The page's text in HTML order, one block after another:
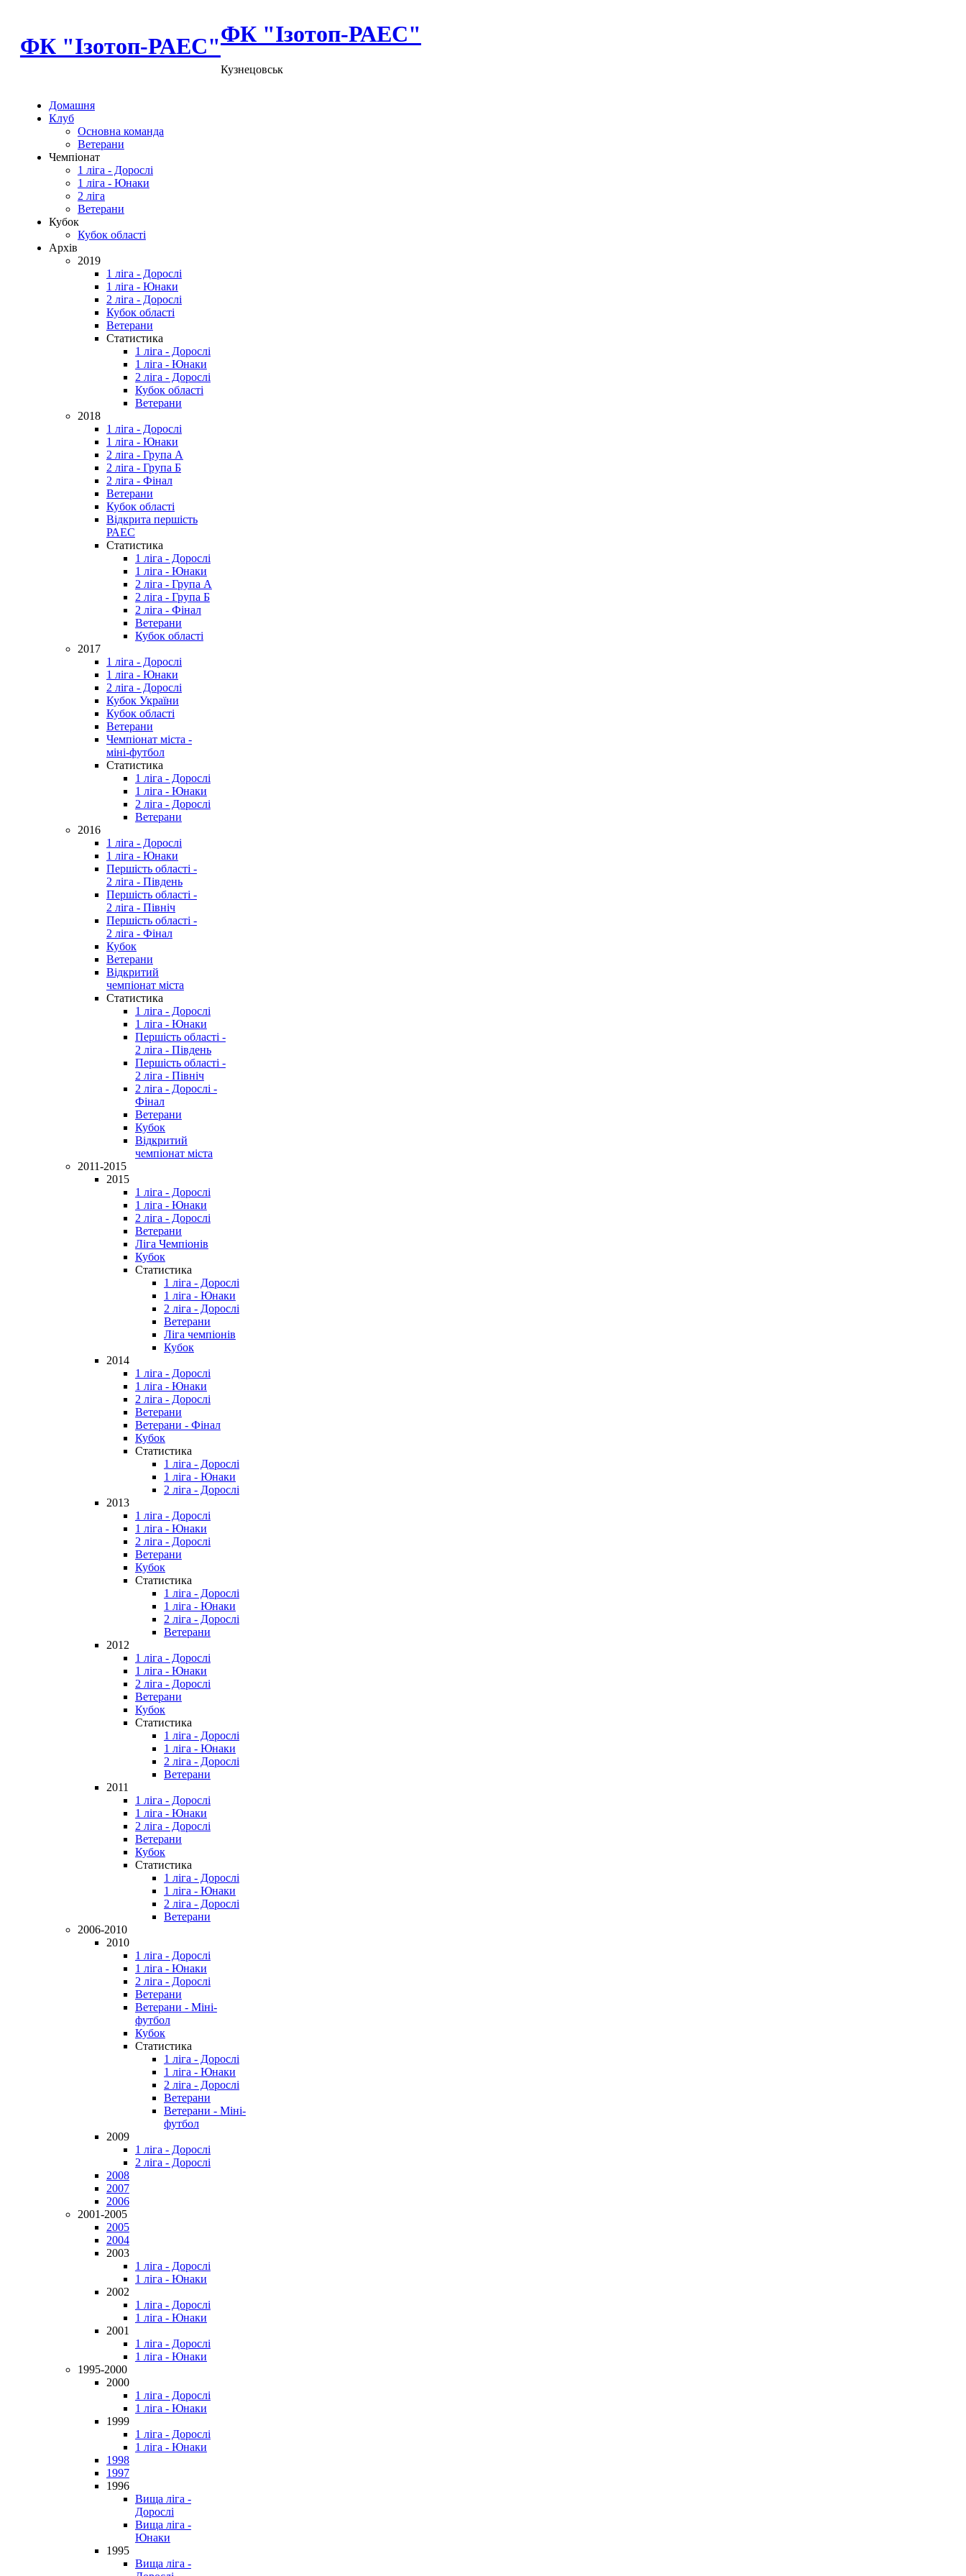
ФК "Ізотоп-РАЕС"ФК "Ізотоп-РАЕС"
Кузнецовськ
Домашня
Клуб
Основна команда
Ветерани
Чемпіонат
1 ліга - Дорослі
1 ліга - Юнаки
2 ліга
Ветерани
Кубок
Кубок області
Архів
2019
1 ліга - Дорослі
1 ліга - Юнаки
2 ліга - Дорослі
Кубок області
Ветерани
Статистика
1 ліга - Дорослі
1 ліга - Юнаки
2 ліга - Дорослі
Кубок області
Ветерани
2018
1 ліга - Дорослі
1 ліга - Юнаки
2 ліга - Група А
2 ліга - Група Б
2 ліга - Фінал
Ветерани
Кубок області
Відкрита першість
РАЕС
Статистика
1 ліга - Дорослі
1 ліга - Юнаки
2 ліга - Група А
2 ліга - Група Б
2 ліга - Фінал
Ветерани
Кубок області
2017
1 ліга - Дорослі
1 ліга - Юнаки
2 ліга - Дорослі
Кубок України
Кубок області
Ветерани
Чемпіонат міста -
міні-футбол
Статистика
1 ліга - Дорослі
1 ліга - Юнаки
2 ліга - Дорослі
Ветерани
2016
1 ліга - Дорослі
1 ліга - Юнаки
Першість області -
2 ліга - Південь
Першість області -
2 ліга - Північ
Першість області -
2 ліга - Фінал
Кубок
Ветерани
Відкритий
чемпіонат міста
Статистика
1 ліга - Дорослі
1 ліга - Юнаки
Першість області -
2 ліга - Південь
Першість області -
2 ліга - Північ
2 ліга - Дорослі -
Фінал
Ветерани
Кубок
Відкритий
чемпіонат міста
2011-2015
2015
1 ліга - Дорослі
1 ліга - Юнаки
2 ліга - Дорослі
Ветерани
Ліга Чемпіонів
Кубок
Статистика
1 ліга - Дорослі
1 ліга - Юнаки
2 ліга - Дорослі
Ветерани
Ліга чемпіонів
Кубок
2014
1 ліга - Дорослі
1 ліга - Юнаки
2 ліга - Дорослі
Ветерани
Ветерани - Фінал
Кубок
Статистика
1 ліга - Дорослі
1 ліга - Юнаки
2 ліга - Дорослі
2013
1 ліга - Дорослі
1 ліга - Юнаки
2 ліга - Дорослі
Ветерани
Кубок
Статистика
1 ліга - Дорослі
1 ліга - Юнаки
2 ліга - Дорослі
Ветерани
2012
1 ліга - Дорослі
1 ліга - Юнаки
2 ліга - Дорослі
Ветерани
Кубок
Статистика
1 ліга - Дорослі
1 ліга - Юнаки
2 ліга - Дорослі
Ветерани
2011
1 ліга - Дорослі
1 ліга - Юнаки
2 ліга - Дорослі
Ветерани
Кубок
Статистика
1 ліга - Дорослі
1 ліга - Юнаки
2 ліга - Дорослі
Ветерани
2006-2010
2010
1 ліга - Дорослі
1 ліга - Юнаки
2 ліга - Дорослі
Ветерани
Ветерани - Міні-
футбол
Кубок
Статистика
1 ліга - Дорослі
1 ліга - Юнаки
2 ліга - Дорослі
Ветерани
Ветерани - Міні-
футбол
2009
1 ліга - Дорослі
2 ліга - Дорослі
2008
2007
2006
2001-2005
2005
2004
2003
1 ліга - Дорослі
1 ліга - Юнаки
2002
1 ліга - Дорослі
1 ліга - Юнаки
2001
1 ліга - Дорослі
1 ліга - Юнаки
1995-2000
2000
1 ліга - Дорослі
1 ліга - Юнаки
1999
1 ліга - Дорослі
1 ліга - Юнаки
1998
1997
1996
Вища ліга -
Дорослі
Вища ліга -
Юнаки
1995
Вища ліга -